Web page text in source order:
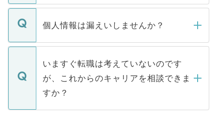
ません。
■応募殺到を避けるため 人気のある医療機
関を公にしてしまうと、応募が殺到する場
に、医療機関が求める条件に合った人材の
みを人材紹介会社に依頼するケースが増え
ています。
転職・入職を強要することは一切ありませ
ん。また、仮に応募先から内定をいただい
定を承諾する必要はありません。内定先へ
の辞退の連絡はキャリアパートナーが行い
個人情報は漏えいしませんか？
個人情報が漏えいすることはありませんの
で、ご安心ください。当サイトからの登録
などで収集したご登録者様の個人情報は、
ご本人のキャリアアップおよび転職活動の
支援を目的に使用いたします。お預かりし
ているすべての個人データはご本人の許可
いますぐ転職は考えていないのです
が、これからのキャリアを相談できま
すか？